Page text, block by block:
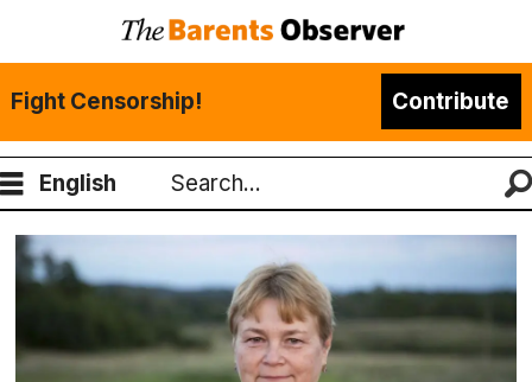
Fight Censorship! Contribute
English
Search